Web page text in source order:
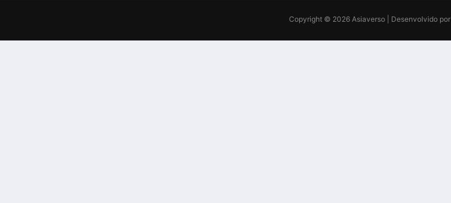
Copyright © 2026 Asiaverso | Desenvolvido por